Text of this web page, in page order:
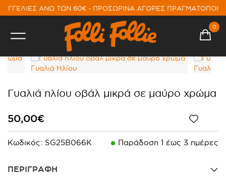
ΑΝΩ ΤΩΝ 60€ - ΠΡΟΣΩΡΙΝΑ ΑΓΟΡΕΣ
0
Γυαλιά ηλίου οβάλ μικρά σε μαύρο χρώμα
50,00€
Κωδικός: SG25B066K Παράδoση 1 έως 3 ημέρες
ΠΕΡΙΓΡΑΦΗ